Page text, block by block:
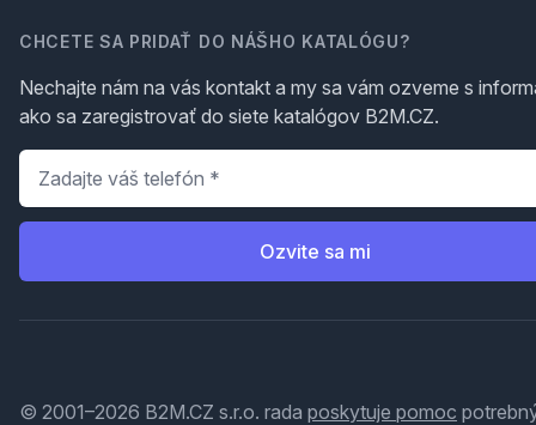
CHCETE SA PRIDAŤ DO NÁŠHO KATALÓGU?
Nechajte nám na vás kontakt a my sa vám ozveme s
ako sa zaregistrovať do siete katalógov B2M.CZ.
Telefón
Ozvite sa mi
© 2001–2026 B2M.CZ s.r.o. rada poskytuje pomoc